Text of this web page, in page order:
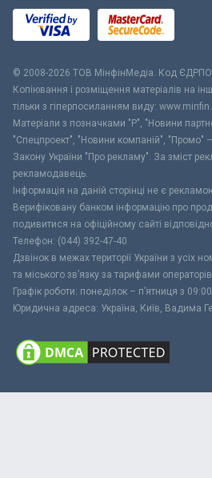
© 2008-2026 ТОВ МiнфiнМедiа. Код
Копіювання і розміщення матеріалів на
тільки з гіперпосиланням виду:
Матеріали з позначками "Р", "Новини
"Спецпроект", "Новини компаній", "Промо"
Закону України "Про рекламу". За зміст
рекламодавець.
Інформація на даній сторінці не є
Верифіковану банком інформацію про
подивитися на офіційному сайті
Телефон: (044) 392-47-40
Дзвінок в межах території України з усіх
та міського зв’язку за тарифами операторів
Графік роботи: понеділок – п’ятниця з
Юридична адреса: Україна, Київ, Вадима